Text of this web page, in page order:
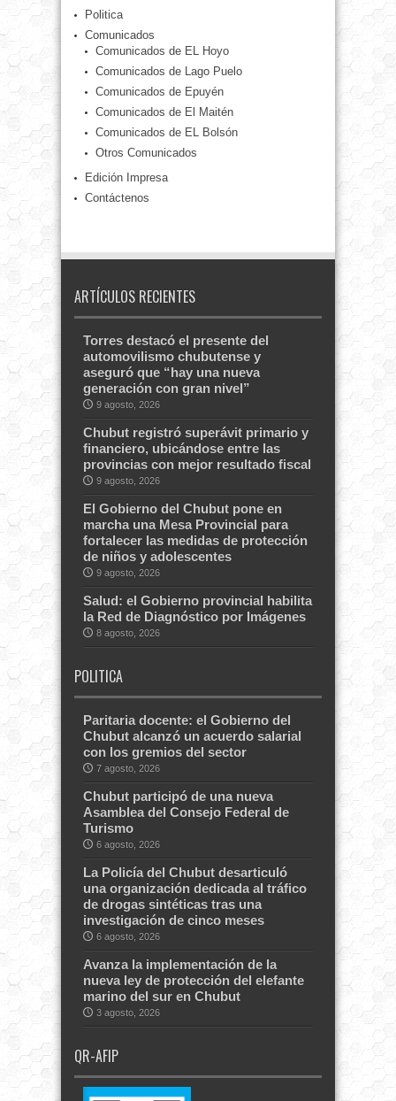
Politica
Comunicados
Comunicados de EL Hoyo
Comunicados de Lago Puelo
Comunicados de Epuyén
Comunicados de El Maitén
Comunicados de EL Bolsón
Otros Comunicados
Edición Impresa
Contáctenos
ARTÍCULOS RECIENTES
Torres destacó el presente del
automovilismo chubutense y
aseguró que “hay una nueva
generación con gran nivel”
9 agosto, 2026
Chubut registró superávit primario y
financiero, ubicándose entre las
provincias con mejor resultado fiscal
9 agosto, 2026
El Gobierno del Chubut pone en
marcha una Mesa Provincial para
fortalecer las medidas de protección
de niños y adolescentes
9 agosto, 2026
Salud: el Gobierno provincial habilita
la Red de Diagnóstico por Imágenes
8 agosto, 2026
POLITICA
Paritaria docente: el Gobierno del
Chubut alcanzó un acuerdo salarial
con los gremios del sector
7 agosto, 2026
Chubut participó de una nueva
Asamblea del Consejo Federal de
Turismo
6 agosto, 2026
La Policía del Chubut desarticuló
una organización dedicada al tráfico
de drogas sintéticas tras una
investigación de cinco meses
6 agosto, 2026
Avanza la implementación de la
nueva ley de protección del elefante
marino del sur en Chubut
3 agosto, 2026
QR-AFIP